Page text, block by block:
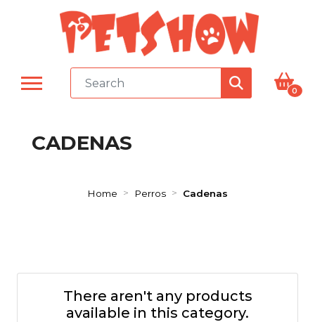
0
CADENAS
Home Perros Cadenas
There aren't any products
available in this category.